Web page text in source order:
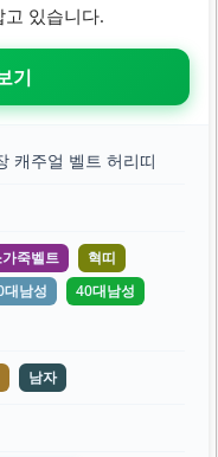
있습니다.
기
캐주얼 벨트 허리띠
가죽벨트
혁띠
대남성
40대남성
남자